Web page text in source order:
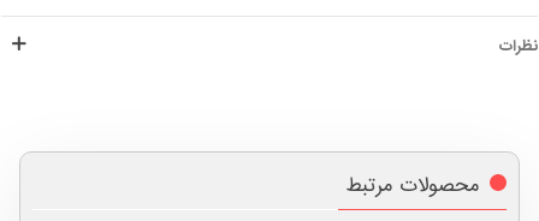
نظرات
محصولات مرتبط